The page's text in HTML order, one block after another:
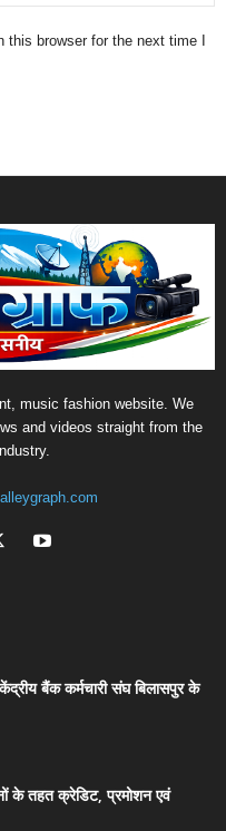
this browser for the next time I
music fashion website. We
and videos straight from the
बैंक कर्मचारी संघ बिलासपुर के
के तहत क्रेडिट, प्रमोशन एवं